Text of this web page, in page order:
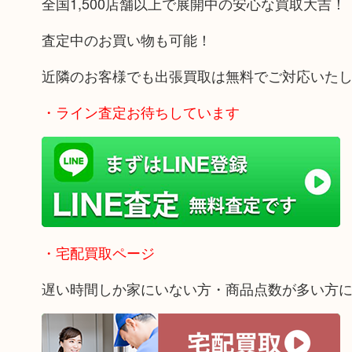
査定中のお買い物も可能！
近隣のお客様でも出張買取は無料でご対応いたし
・ライン査定お待ちしています
・宅配買取ページ
遅い時間しか家にいない方・商品点数が多い方